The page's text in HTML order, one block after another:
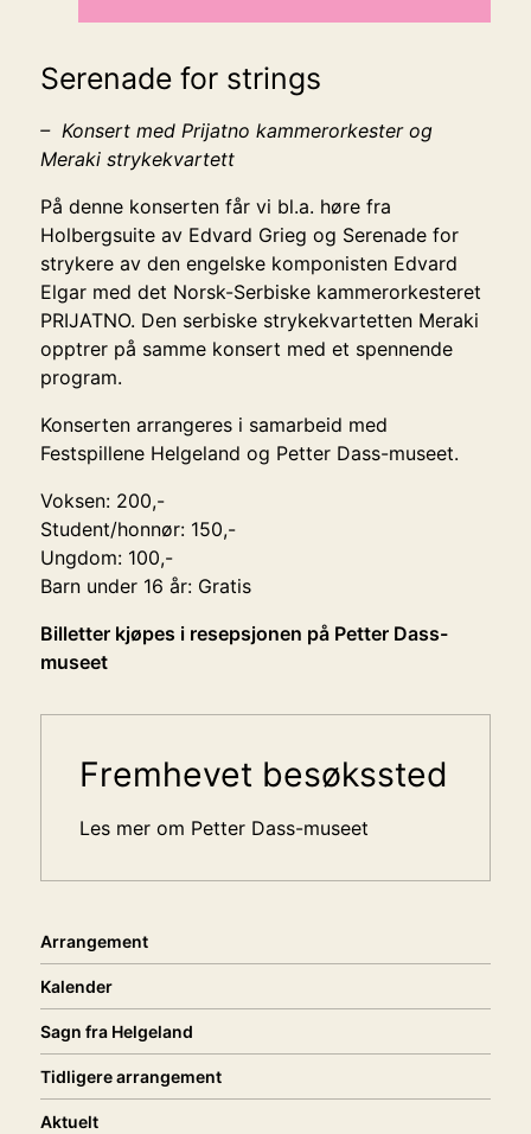
Arrangement
Kalender
Sagn fra Helgeland
Tidligere arrangement
Aktuelt
Sidemeny
Fremhevet besøkssted
Les mer om Petter Dass-museet
Serenade for strings
– Konsert med Prijatno kammerorkester og
Meraki strykekvartett
På denne konserten får vi bl.a. høre fra
Holbergsuite av Edvard Grieg og Serenade for
strykere av den engelske komponisten Edvard
Elgar med det Norsk-Serbiske kammerorkesteret
PRIJATNO. Den serbiske strykekvartetten Meraki
opptrer på samme konsert med et spennende
program.
Konserten arrangeres i samarbeid med
Festspillene Helgeland og Petter Dass-museet.
Voksen: 200,-
Student/honnør: 150,-
Ungdom: 100,-
Barn under 16 år: Gratis
Billetter kjøpes i resepsjonen på Petter Dass-
museet